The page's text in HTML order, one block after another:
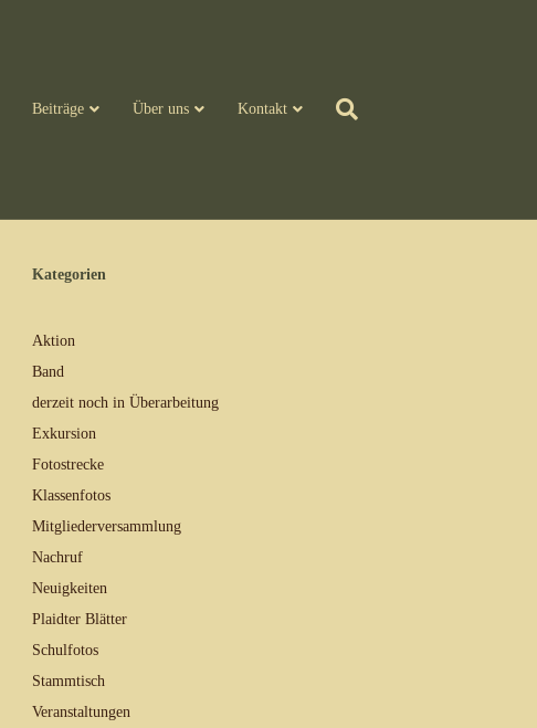
Beiträge Über uns Kontakt
Kategorien
Aktion
Band
derzeit noch in Überarbeitung
Exkursion
Fotostrecke
Klassenfotos
Mitgliederversammlung
Nachruf
Neuigkeiten
Plaidter Blätter
Schulfotos
Stammtisch
Veranstaltungen